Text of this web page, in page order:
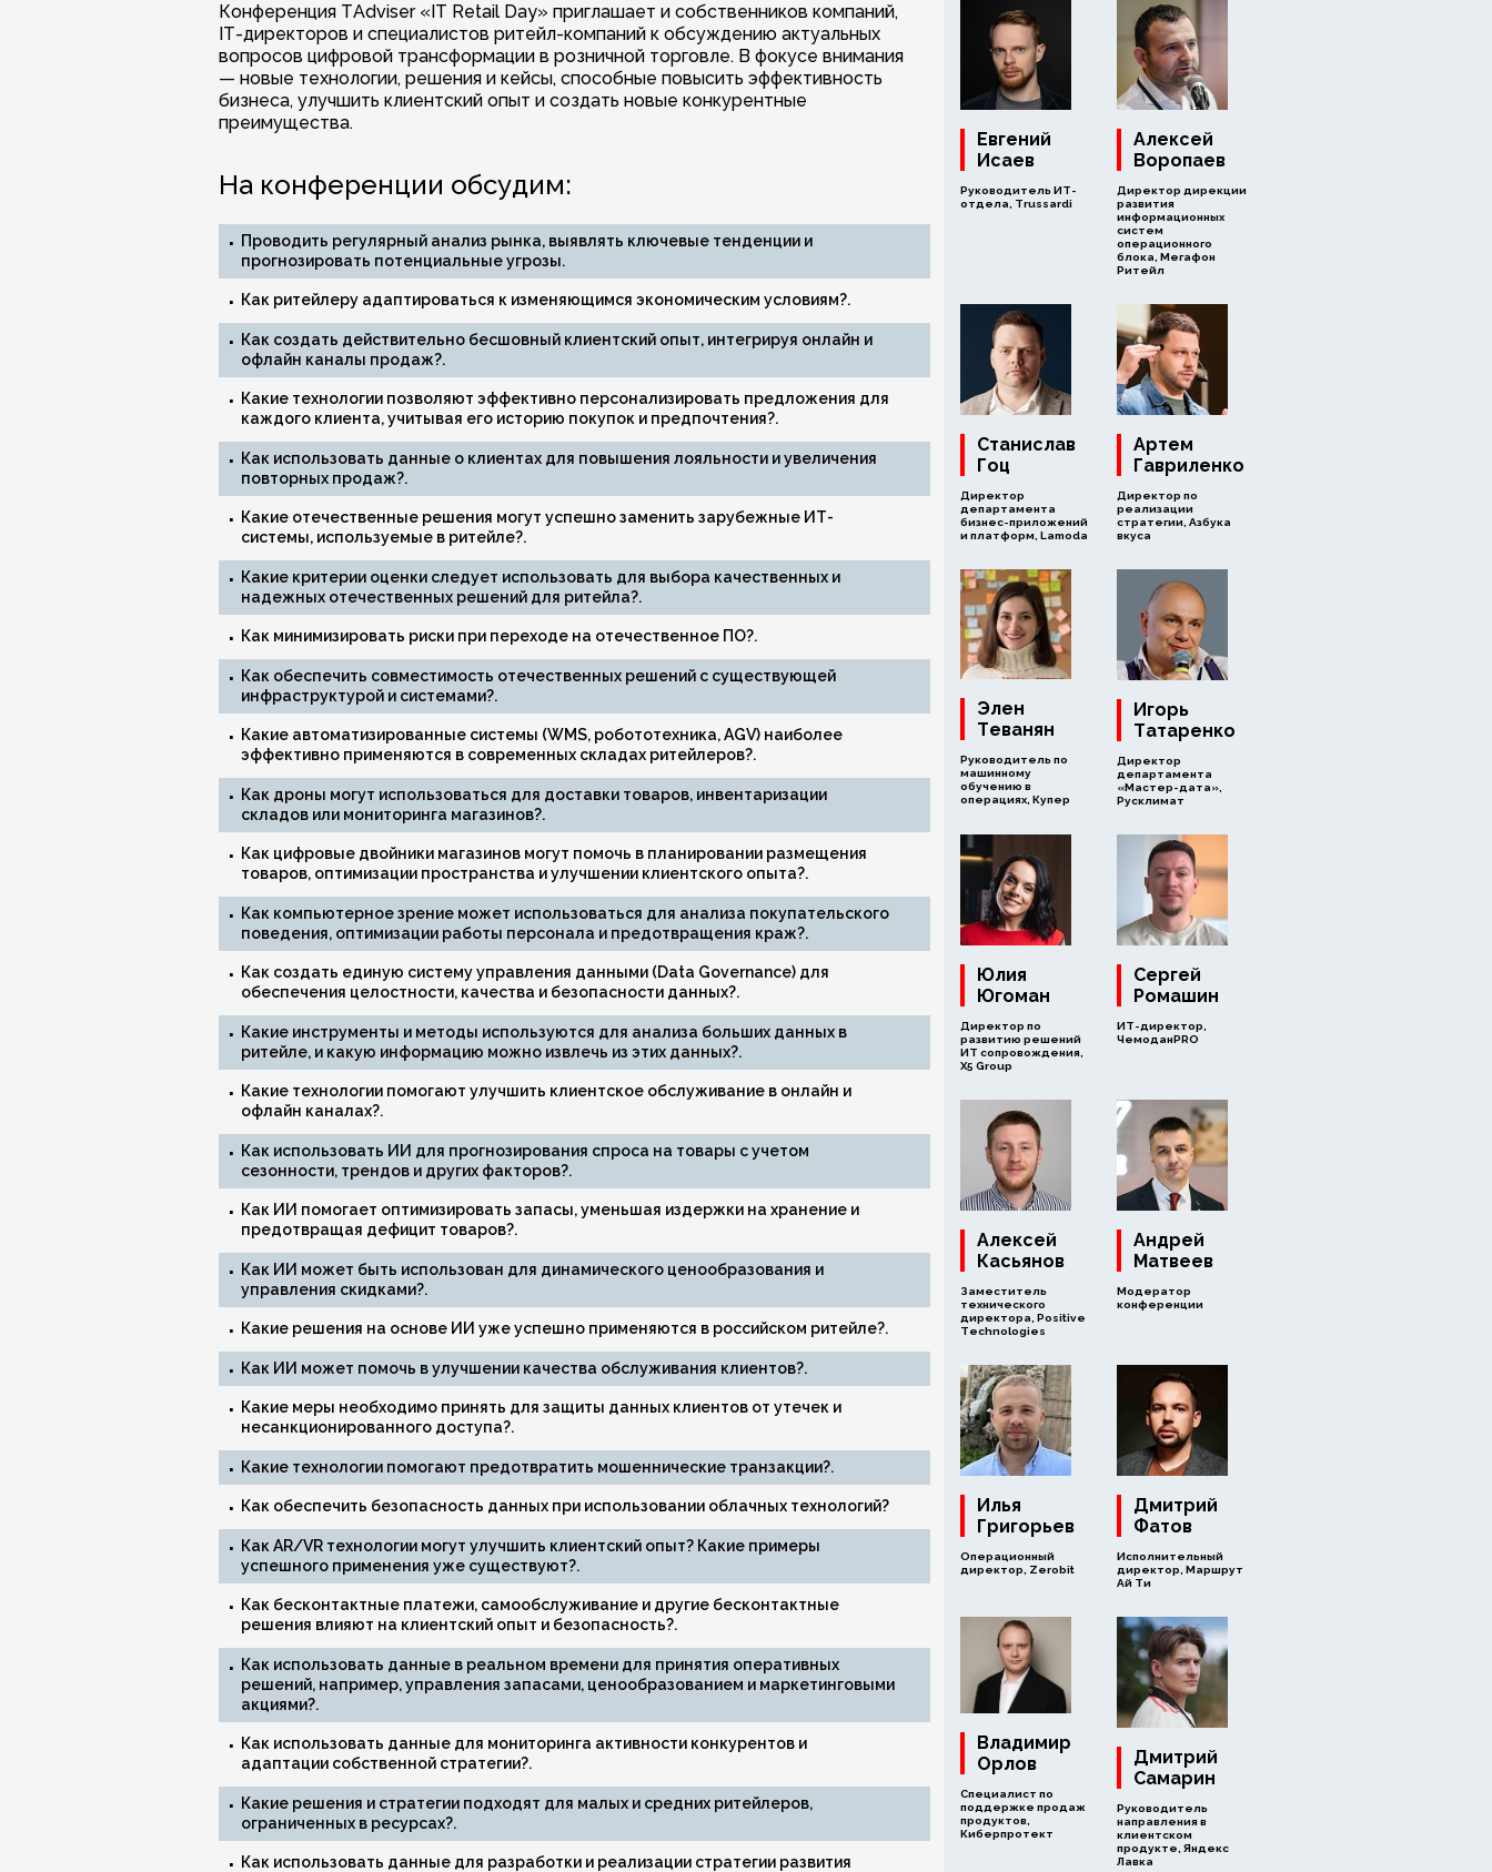
Конференция TAdviser «IT Retail Day» приглашает и собственников компаний,
IT-директоров и специалистов ритейл-компаний к обсуждению актуальных
вопросов цифровой трансформации в розничной торговле. В фокусе внимания
— новые технологии, решения и кейсы, способные повысить эффективность
бизнеса, улучшить клиентский опыт и создать новые конкурентные
преимущества.
На конференции обсудим:
Проводить регулярный анализ рынка, выявлять ключевые тенденции и
прогнозировать потенциальные угрозы.
Как ритейлеру адаптироваться к изменяющимся экономическим условиям?.
Как создать действительно бесшовный клиентский опыт, интегрируя онлайн и
офлайн каналы продаж?.
Какие технологии позволяют эффективно персонализировать предложения для
каждого клиента, учитывая его историю покупок и предпочтения?.
Как использовать данные о клиентах для повышения лояльности и увеличения
повторных продаж?.
Какие отечественные решения могут успешно заменить зарубежные ИТ-
системы, используемые в ритейле?.
Какие критерии оценки следует использовать для выбора качественных и
надежных отечественных решений для ритейла?.
Как минимизировать риски при переходе на отечественное ПО?.
Как обеспечить совместимость отечественных решений с существующей
инфраструктурой и системами?.
Какие автоматизированные системы (WMS, робототехника, AGV) наиболее
эффективно применяются в современных складах ритейлеров?.
Как дроны могут использоваться для доставки товаров, инвентаризации
складов или мониторинга магазинов?.
Как цифровые двойники магазинов могут помочь в планировании размещения
товаров, оптимизации пространства и улучшении клиентского опыта?.
Как компьютерное зрение может использоваться для анализа покупательского
поведения, оптимизации работы персонала и предотвращения краж?.
Как создать единую систему управления данными (Data Governance) для
обеспечения целостности, качества и безопасности данных?.
Какие инструменты и методы используются для анализа больших данных в
ритейле, и какую информацию можно извлечь из этих данных?.
Какие технологии помогают улучшить клиентское обслуживание в онлайн и
офлайн каналах?.
Как использовать ИИ для прогнозирования спроса на товары с учетом
сезонности, трендов и других факторов?.
Как ИИ помогает оптимизировать запасы, уменьшая издержки на хранение и
предотвращая дефицит товаров?.
Как ИИ может быть использован для динамического ценообразования и
управления скидками?.
Какие решения на основе ИИ уже успешно применяются в российском ритейле?.
Как ИИ может помочь в улучшении качества обслуживания клиентов?.
Какие меры необходимо принять для защиты данных клиентов от утечек и
несанкционированного доступа?.
Какие технологии помогают предотвратить мошеннические транзакции?.
Как обеспечить безопасность данных при использовании облачных технологий?
Как AR/VR технологии могут улучшить клиентский опыт? Какие примеры
успешного применения уже существуют?.
Как бесконтактные платежи, самообслуживание и другие бесконтактные
решения влияют на клиентский опыт и безопасность?.
Как использовать данные в реальном времени для принятия оперативных
решений, например, управления запасами, ценообразованием и маркетинговыми
акциями?.
Как использовать данные для мониторинга активности конкурентов и
адаптации собственной стратегии?.
Какие решения и стратегии подходят для малых и средних ритейлеров,
ограниченных в ресурсах?.
Как использовать данные для разработки и реализации стратегии развития
Евгений
Исаев
Руководитель ИТ-
отдела, Trussardi
Алексей
Воропаев
Директор дирекции
развития
информационных
систем
операционного
блока, Мегафон
Ритейл
Станислав
Гоц
Директор
департамента
бизнес-приложений
и платформ, Lamoda
Артем
Гавриленко
Директор по
реализации
стратегии, Азбука
вкуса
Элен
Теванян
Руководитель по
машинному
обучению в
операциях, Купер
Игорь
Татаренко
Директор
департамента
«Мастер-дата»,
Русклимат
Юлия
Югоман
Директор по
развитию решений
ИТ сопровождения,
X5 Group
Сергей
Ромашин
ИТ-директор,
ЧемоданPRO
Алексей
Касьянов
Заместитель
технического
директора, Positive
Technologies
Андрей
Матвеев
Модератор
конференции
Илья
Григорьев
Операционный
директор, Zerobit
Дмитрий
Фатов
Исполнительный
директор, Маршрут
Ай Ти
Владимир
Орлов
Специалист по
поддержке продаж
продуктов,
Киберпротект
Дмитрий
Самарин
Руководитель
направления в
клиентском
продукте, Яндекс
Лавка